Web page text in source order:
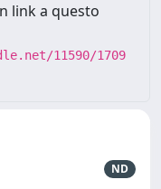
link a questo
11590/1709
ND